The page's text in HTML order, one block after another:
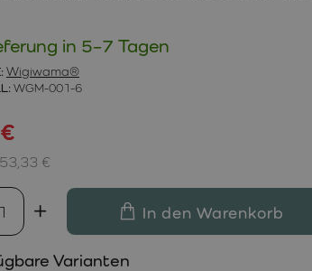
in 5–7 Tagen
Wigiwama®
WGM-001-6
€
In den Warenkorb
Varianten